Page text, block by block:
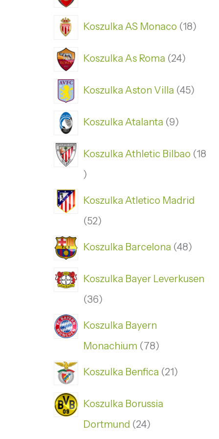
Koszulka AS Monaco 18
Koszulka As Roma 24
Koszulka Aston Villa 45
Koszulka Atalanta 9
Koszulka Athletic Bilbao 18
Koszulka Atletico Madrid
52
Koszulka Barcelona 48
Koszulka Bayer Leverkusen
36
Koszulka Bayern
Monachium
78
Koszulka Benfica 21
Koszulka Borussia
Dortmund 24